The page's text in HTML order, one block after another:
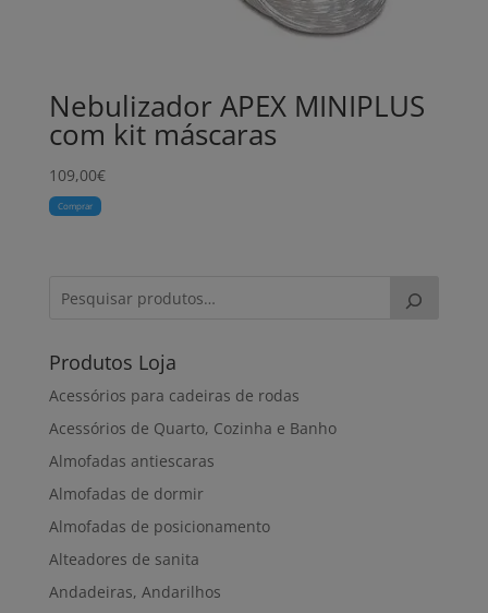
Nebulizador APEX MINIPLUS
com kit máscaras
109,00€
Comprar
Produtos Loja
Acessórios para cadeiras de rodas
Acessórios de Quarto, Cozinha e Banho
Almofadas antiescaras
Almofadas de dormir
Almofadas de posicionamento
Alteadores de sanita
Andadeiras, Andarilhos